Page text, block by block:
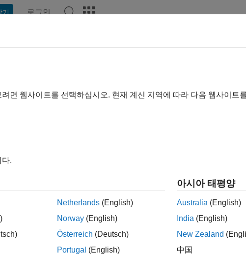
기 로그인
용하여 번역되었습니다. 영어 원문을 보려면 여기를 클릭하십시오.
에 따라 구성하여 코드를 더 읽기 쉽고 일관되게 만들 수 있습니다.
하는 방식으로 특정 작업을 구현하도록 코드 생성기를 구성할 수 있습
연산자를 사용하는 것보다 부호 있는 비트 단위 시프트를 사용하는
지 방법 중 하나를 선호하도록 코드 생성기를 구성할 수 있습니다.
Code for Flow Charts
if-elseif-else code to switch-case statements to enhance readability
면 웹사이트를 선택하십시오. 현재 계신 지역에 따라 다음 웹사이트
.
Netherlands (English)
Norway (English)
Österreich (Deutsch)
Portugal (English)
아시아 태평양
Australia (English)
India (English)
New Zealand
中国